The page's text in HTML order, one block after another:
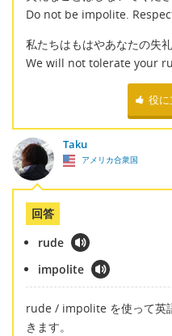
Do not be impolite.
私たちはもはやあなたの失
We will not tolerate your
役に
Taku
アメリカ合衆国
回答
rude
impolite
rude / impolite を使って英
きます。